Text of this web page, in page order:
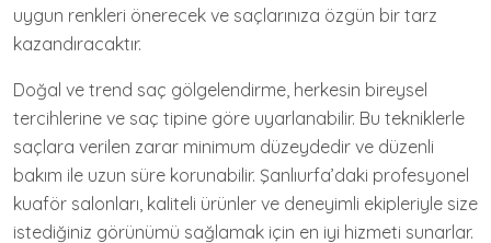
uygun renkleri önerecek ve saçlarınıza özgün bir tarz
kazandıracaktır.
Doğal ve trend saç gölgelendirme, herkesin bireysel
tercihlerine ve saç tipine göre uyarlanabilir. Bu tekniklerle
saçlara verilen zarar minimum düzeydedir ve düzenli
bakım ile uzun süre korunabilir. Şanlıurfa’daki profesyonel
kuaför salonları, kaliteli ürünler ve deneyimli ekipleriyle size
istediğiniz görünümü sağlamak için en iyi hizmeti sunarlar.